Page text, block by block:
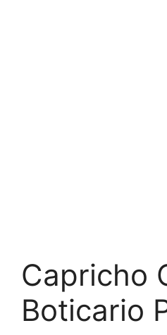
Capricho
Boticario